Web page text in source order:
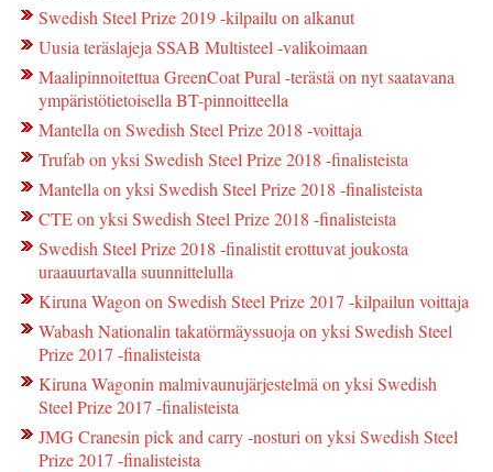
Swedish Steel Prize 2019 -kilpailu on alkanut
Uusia teräslajeja SSAB Multisteel -valikoimaan
Maalipinnoitettua GreenCoat Pural -terästä on nyt saatavana
ympäristötietoisella BT-pinnoitteella
Mantella on Swedish Steel Prize 2018 -voittaja
Trufab on yksi Swedish Steel Prize 2018 -finalisteista
Mantella on yksi Swedish Steel Prize 2018 -finalisteista
CTE on yksi Swedish Steel Prize 2018 -finalisteista
Swedish Steel Prize 2018 -finalistit erottuvat joukosta
uraauurtavalla suunnittelulla
Kiruna Wagon on Swedish Steel Prize 2017 -kilpailun voittaja
Wabash Nationalin takatörmäyssuoja on yksi Swedish Steel
Prize 2017 -finalisteista
Kiruna Wagonin malmivaunujärjestelmä on yksi Swedish
Steel Prize 2017 -finalisteista
JMG Cranesin pick and carry -nosturi on yksi Swedish Steel
Prize 2017 -finalisteista